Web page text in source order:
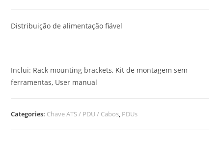
Distribuição de alimentação fiável
Inclui: Rack mounting brackets, Kit de montagem sem
ferramentas, User manual
Categories: Chave ATS / PDU / Cabos, PDUs